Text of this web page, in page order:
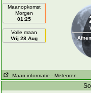
Maanopkomst
Morgen
01:25
Volle maan
Vrij 28 Aug
Maan informatie - Meteoren